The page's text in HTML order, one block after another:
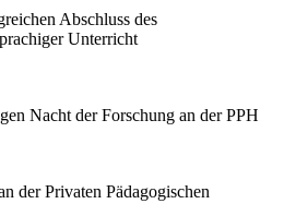
Abschluss des
Unterricht
Nacht der Forschung an der PPH
der Privaten Pädagogischen